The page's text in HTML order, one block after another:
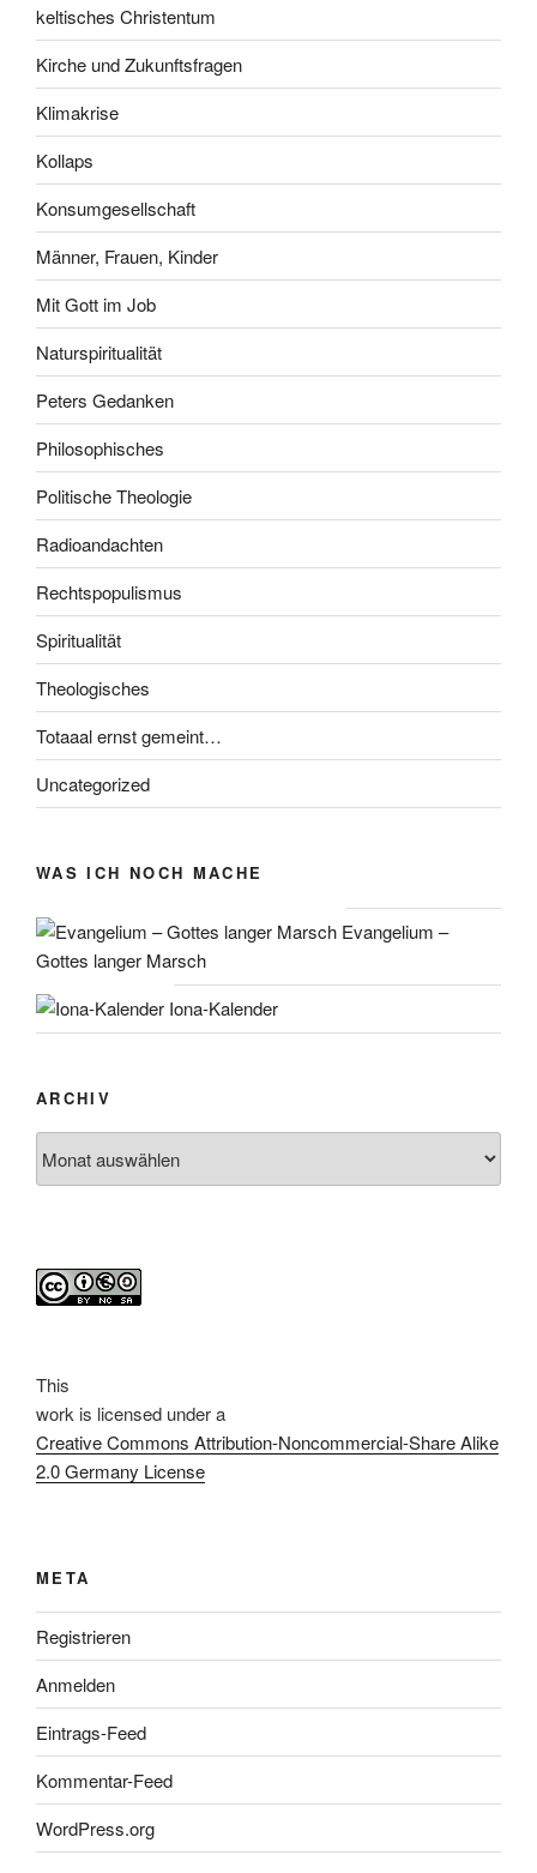
keltisches Christentum
Kirche und Zukunftsfragen
Klimakrise
Kollaps
Konsumgesellschaft
Männer, Frauen, Kinder
Mit Gott im Job
Naturspiritualität
Peters Gedanken
Philosophisches
Politische Theologie
Radioandachten
Rechtspopulismus
Spiritualität
Theologisches
Totaaal ernst gemeint…
Uncategorized
WAS ICH NOCH MACHE
Evangelium –
Gottes langer Marsch
Iona-Kalender
ARCHIV
This
work is licensed under a
Creative Commons Attribution-Noncommercial-Share Alike
2.0 Germany License
META
Registrieren
Anmelden
Eintrags-Feed
Kommentar-Feed
WordPress.org